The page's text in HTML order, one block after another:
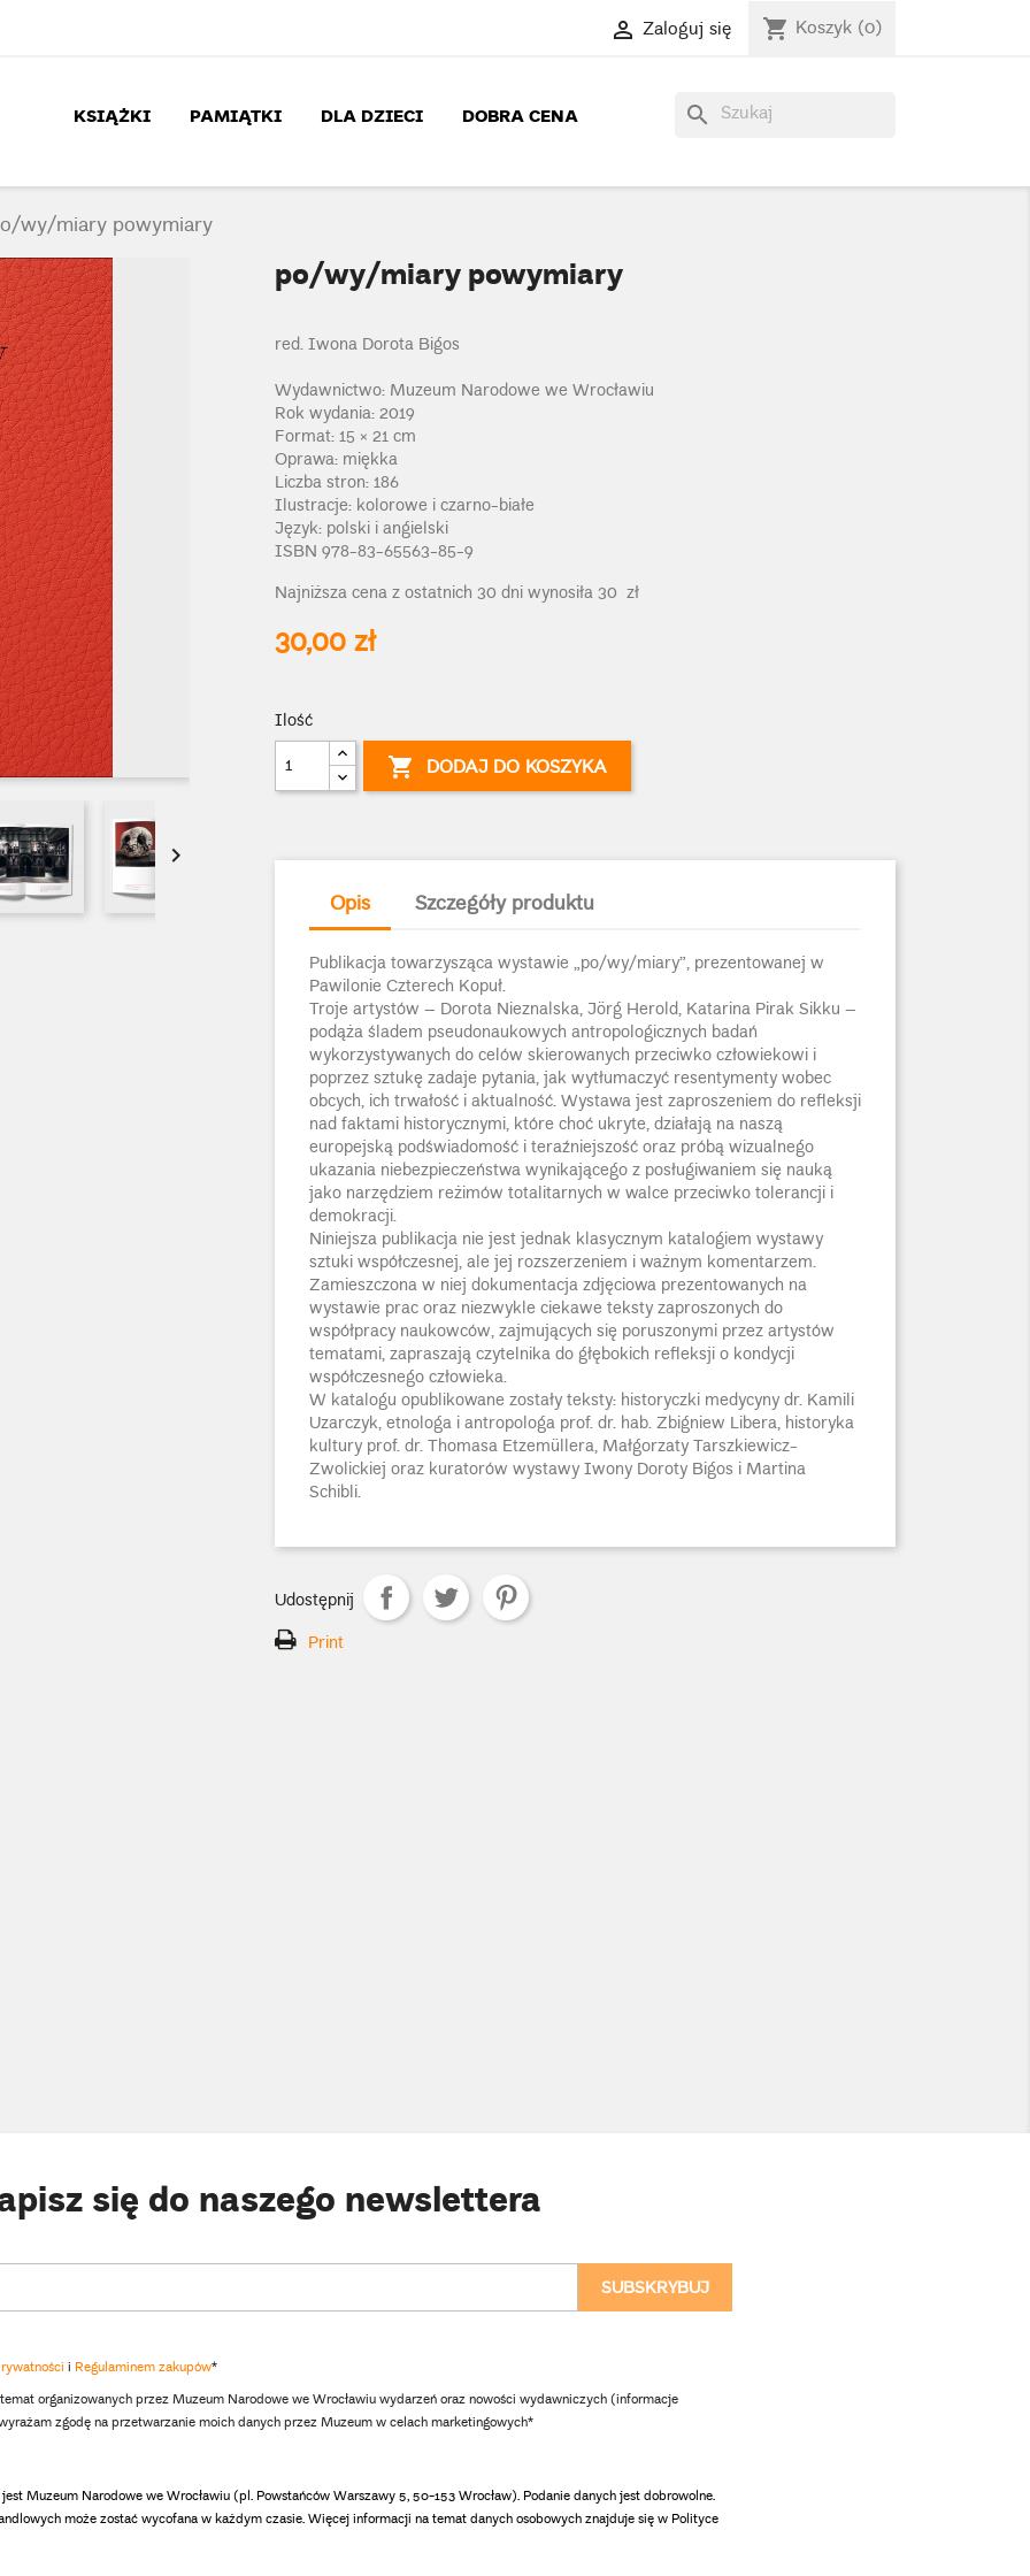
 Zaloguj się shopping_cart Koszyk (0)
KSIĄŻKI PAMIĄTKI DLA DZIECI DOBRA CENA search
wy/miary powymiary

po/wy/miary powymiary
red. Iwona Dorota Bigos
Wydawnictwo: Muzeum Narodowe we Wrocławiu
Rok wydania: 2019
Format: 15 × 21 cm
Oprawa: miękka
Liczba stron: 186
Ilustracje: kolorowe i czarno-białe
Język: polski i angielski
ISBN 978-83-65563-85-9
Najniższa cena z ostatnich 30 dni wynosiła 30 zł
30,00 zł
Ilość
 DODAJ DO KOSZYKA
Opis Szczegóły produktu
Publikacja towarzysząca wystawie „po/wy/miary”, prezentowanej w
Pawilonie Czterech Kopuł.
Troje artystów – Dorota Nieznalska, Jörg Herold, Katarina Pirak Sikku –
podąża śladem pseudonaukowych antropologicznych badań
wykorzystywanych do celów skierowanych przeciwko człowiekowi i
poprzez sztukę zadaje pytania, jak wytłumaczyć resentymenty wobec
obcych, ich trwałość i aktualność. Wystawa jest zaproszeniem do refleksji
nad faktami historycznymi, które choć ukryte, działają na naszą
europejską podświadomość i teraźniejszość oraz próbą wizualnego
ukazania niebezpieczeństwa wynikającego z posługiwaniem się nauką
jako narzędziem reżimów totalitarnych w walce przeciwko tolerancji i
demokracji.
Niniejsza publikacja nie jest jednak klasycznym katalogiem wystawy
sztuki współczesnej, ale jej rozszerzeniem i ważnym komentarzem.
Zamieszczona w niej dokumentacja zdjęciowa prezentowanych na
wystawie prac oraz niezwykle ciekawe teksty zaproszonych do
współpracy naukowców, zajmujących się poruszonymi przez artystów
tematami, zapraszają czytelnika do głębokich refleksji o kondycji
współczesnego człowieka.
W katalogu opublikowane zostały teksty: historyczki medycyny dr. Kamili
Uzarczyk, etnologa i antropologa prof. dr. hab. Zbigniew Libera, historyka
kultury prof. dr. Thomasa Etzemüllera, Małgorzaty Tarszkiewicz-
Zwolickiej oraz kuratorów wystawy Iwony Doroty Bigos i Martina
Schibli.
Udostępnij
Print
się do naszego newslettera
i Regulaminem zakupów*
organizowanych przez Muzeum Narodowe we Wrocławiu wydarzeń oraz nowości wydawniczych (informacje
zgodę na przetwarzanie moich danych przez Muzeum w celach marketingowych*
Muzeum Narodowe we Wrocławiu (pl. Powstańców Warszawy 5, 50-153 Wrocław). Podanie danych jest dobrowolne.
może zostać wycofana w każdym czasie. Więcej informacji na temat danych osobowych znajduje się w Polityce